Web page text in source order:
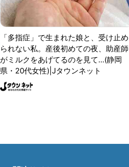
「多指症」で生まれた娘と、受け止め
られない私。産後初めての夜、助産師
がミルクをあげてるのを見て...(静岡
県・20代女性)|Jタウンネット